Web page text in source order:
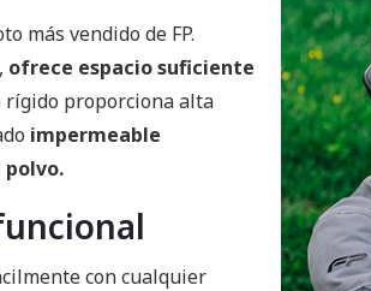
más vendido de FP.
ofrece espacio suficiente
rígido proporciona alta
impermeable
con cualquier